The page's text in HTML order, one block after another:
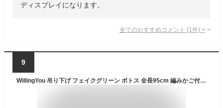
ディスプレイになります。
全てのおすすめコメント (1 件) >
9
WillingYou 吊り下げ フェイクグリーン ポトス 全長95cm 編みかご付き お手入れ不要 造花 インテリアグリーン 取り付け簡単 フックにかけるだけ リビング ベランダ 飾り 北欧